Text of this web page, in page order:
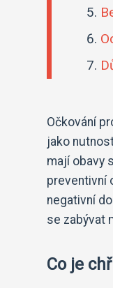
Očkování
jako
mají obavy
preventivní
negativní
se zabývat
Co je